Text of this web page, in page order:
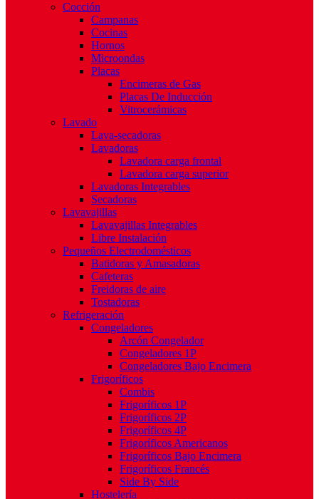
Cocción
Campanas
Cocinas
Hornos
Microondas
Placas
Encimeras de Gas
Placas De Inducción
Vitrocerámicas
Lavado
Lava-secadoras
Lavadoras
Lavadora carga frontal
Lavadora carga superior
Lavadoras Integrables
Secadoras
Lavavajillas
Lavavajillas Integrables
Libre Instalación
Pequeños Electrodomésticos
Batidoras y Amasadoras
Cafeteras
Freidoras de aire
Tostadoras
Refrigeración
Congeladores
Arcón Congelador
Congeladores 1P
Congeladores Bajo Encimera
Frigoríficos
Combis
Frigoríficos 1P
Frigoríficos 2P
Frigoríficos 4P
Frigoríficos Americanos
Frigoríficos Bajo Encimera
Frigoríficos Francés
Side By Side
Hostelería